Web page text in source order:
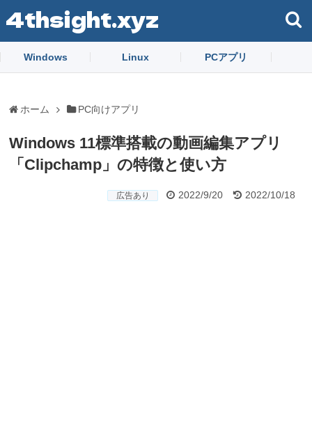
4thsight.xyz
Windows Linux PCアプリ
ホーム PC向けアプリ
Windows 11標準搭載の動画編集アプリ
「Clipchamp」の特徴と使い方
広告あり 2022/9/20 2022/10/18